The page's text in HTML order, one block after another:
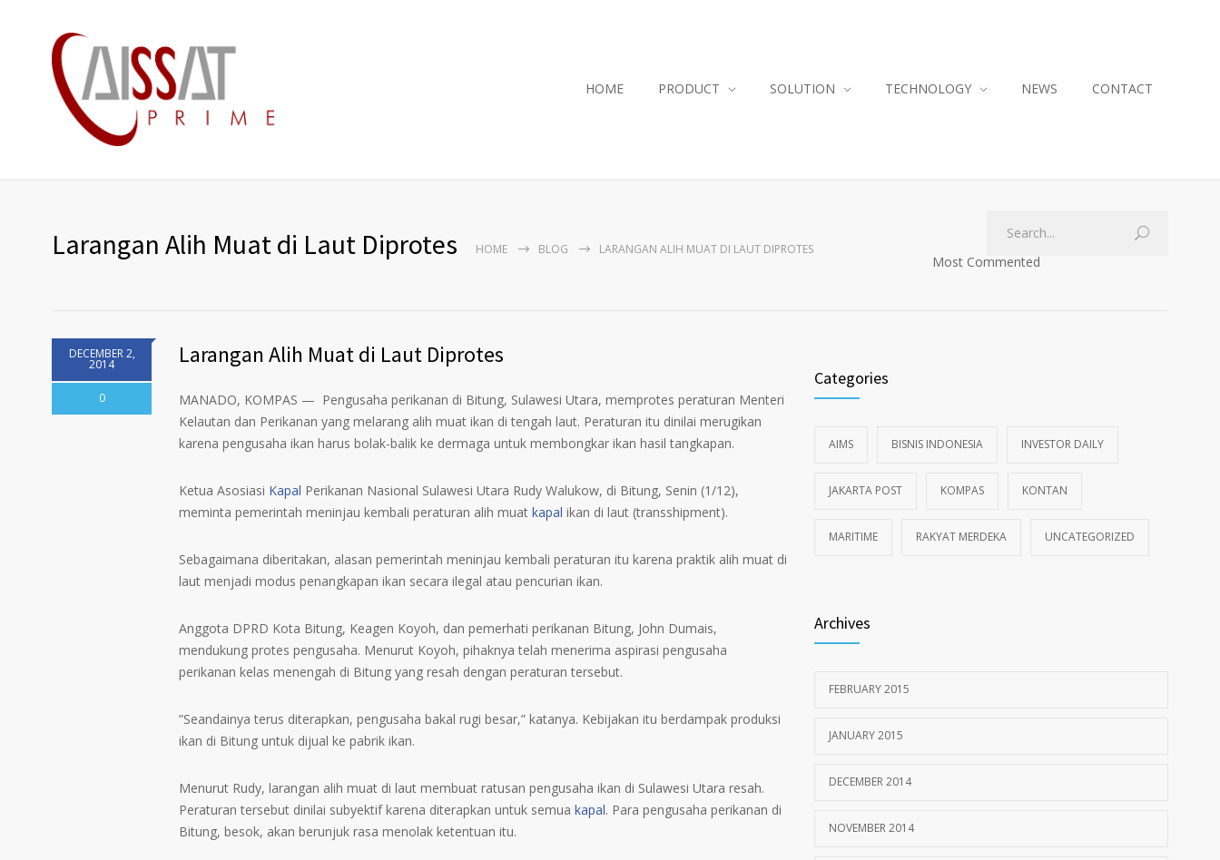
HOME PRODUCT SOLUTION TECHNOLOGY NEWS CONTACT
Larangan Alih Muat di Laut Diprotes HOME BLOG LARANGAN ALIH MUAT DI LAUT DIPROTES
Most Commented
DECEMBER 2,
2014
0
Larangan Alih Muat di Laut Diprotes
MANADO, KOMPAS — Pengusaha perikanan di Bitung, Sulawesi Utara, memprotes peraturan Menteri
Kelautan dan Perikanan yang melarang alih muat ikan di tengah laut. Peraturan itu dinilai merugikan
karena pengusaha ikan harus bolak-balik ke dermaga untuk membongkar ikan hasil tangkapan.
Ketua Asosiasi Kapal Perikanan Nasional Sulawesi Utara Rudy Walukow, di Bitung, Senin (1/12),
meminta pemerintah meninjau kembali peraturan alih muat kapal ikan di laut (transshipment).
Sebagaimana diberitakan, alasan pemerintah meninjau kembali peraturan itu karena praktik alih muat di
laut menjadi modus penangkapan ikan secara ilegal atau pencurian ikan.
Anggota DPRD Kota Bitung, Keagen Koyoh, dan pemerhati perikanan Bitung, John Dumais,
mendukung protes pengusaha. Menurut Koyoh, pihaknya telah menerima aspirasi pengusaha
perikanan kelas menengah di Bitung yang resah dengan peraturan tersebut.
”Seandainya terus diterapkan, pengusaha bakal rugi besar,” katanya. Kebijakan itu berdampak produksi
ikan di Bitung untuk dijual ke pabrik ikan.
Menurut Rudy, larangan alih muat di laut membuat ratusan pengusaha ikan di Sulawesi Utara resah.
Peraturan tersebut dinilai subyektif karena diterapkan untuk semua kapal. Para pengusaha perikanan di
Bitung, besok, akan berunjuk rasa menolak ketentuan itu.
Categories
AIMS BISNIS INDONESIA INVESTOR DAILY
JAKARTA POST KOMPAS KONTAN
MARITIME RAKYAT MERDEKA UNCATEGORIZED
Archives
FEBRUARY 2015
JANUARY 2015
DECEMBER 2014
NOVEMBER 2014